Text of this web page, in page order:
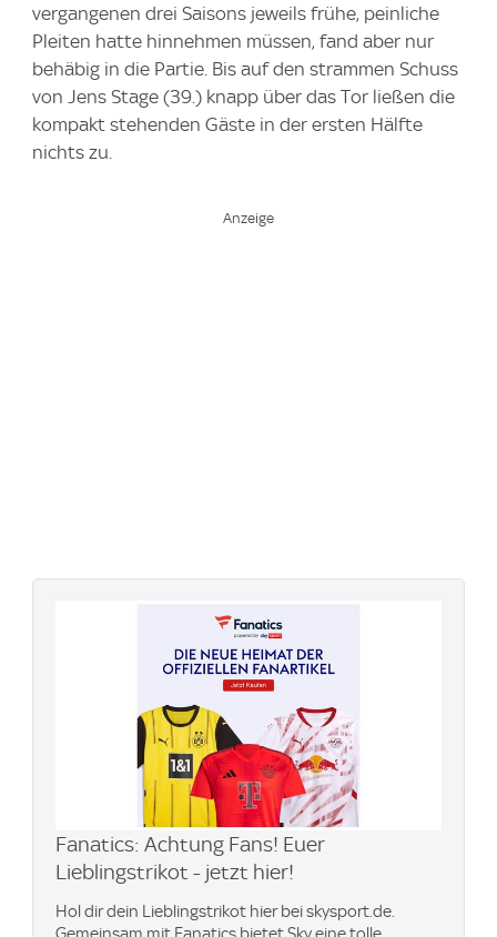
vergangenen drei Saisons jeweils frühe, peinliche
Pleiten hatte hinnehmen müssen, fand aber nur
behäbig in die Partie. Bis auf den strammen Schuss
von Jens Stage (39.) knapp über das Tor ließen die
kompakt stehenden Gäste in der ersten Hälfte
nichts zu.
Fanatics: Achtung Fans! Euer
Lieblingstrikot - jetzt hier!
Hol dir dein Lieblingstrikot hier bei skysport.de.